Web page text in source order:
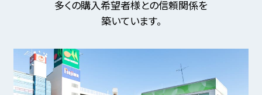
多くの購入希望者様との信頼関係を
築いています。